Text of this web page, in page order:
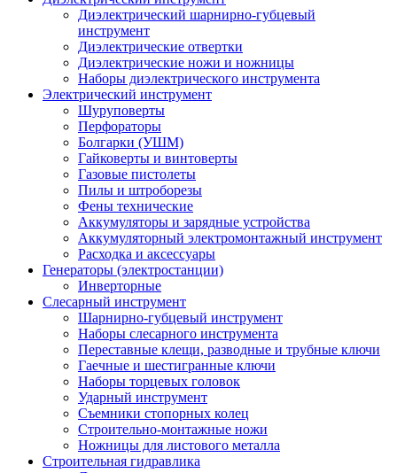
Диэлектрический шарнирно-губцевый
инструмент
Диэлектрические отвертки
Диэлектрические ножи и ножницы
Наборы диэлектрического инструмента
Электрический инструмент
Шуруповерты
Перфораторы
Болгарки (УШМ)
Гайковерты и винтоверты
Газовые пистолеты
Пилы и штроборезы
Фены технические
Аккумуляторы и зарядные устройства
Аккумуляторный электромонтажный инструмент
Расходка и аксессуары
Генераторы (электростанции)
Инверторные
Слесарный инструмент
Шарнирно-губцевый инструмент
Наборы слесарного инструмента
Переставные клещи, разводные и трубные ключи
Гаечные и шестигранные ключи
Наборы торцевых головок
Ударный инструмент
Съемники стопорных колец
Строительно-монтажные ножи
Ножницы для листового металла
Строительная гидравлика